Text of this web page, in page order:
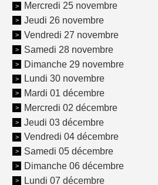
Mercredi 25 novembre
Jeudi 26 novembre
Vendredi 27 novembre
Samedi 28 novembre
Dimanche 29 novembre
Lundi 30 novembre
Mardi 01 décembre
Mercredi 02 décembre
Jeudi 03 décembre
Vendredi 04 décembre
Samedi 05 décembre
Dimanche 06 décembre
Lundi 07 décembre